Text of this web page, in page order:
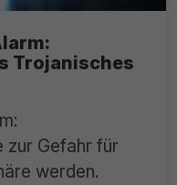
Trojanisches
zur Gefahr für
werden.